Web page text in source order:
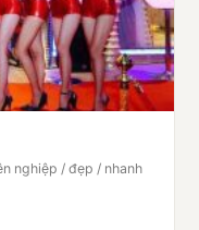
nghiệp / đẹp / nhanh